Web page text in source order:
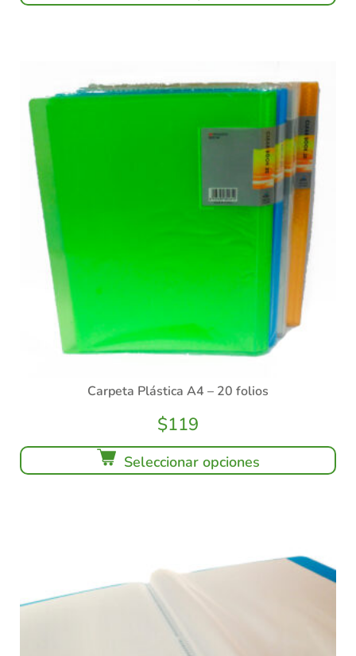
Carpeta Plástica A4 – 20 folios
$119
Seleccionar opciones